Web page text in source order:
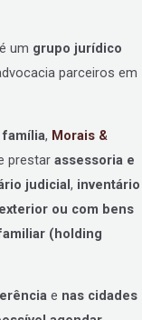
é um grupo jurídico
parceiros em
família, Morais &
prestar assessoria e
judicial, inventário
ou com bens
(holding
e nas cidades